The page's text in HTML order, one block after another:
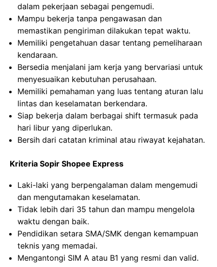
dalam pekerjaan sebagai pengemudi.
Mampu bekerja tanpa pengawasan dan
memastikan pengiriman dilakukan tepat waktu.
Memiliki pengetahuan dasar tentang pemeliharaan
kendaraan.
Bersedia menjalani jam kerja yang bervariasi untuk
menyesuaikan kebutuhan perusahaan.
Memiliki pemahaman yang luas tentang aturan lalu
lintas dan keselamatan berkendara.
Siap bekerja dalam berbagai shift termasuk pada
hari libur yang diperlukan.
Bersih dari catatan kriminal atau riwayat kejahatan.
Kriteria Sopir Shopee Express
Laki-laki yang berpengalaman dalam mengemudi
dan mengutamakan keselamatan.
Tidak lebih dari 35 tahun dan mampu mengelola
waktu dengan baik.
Pendidikan setara SMA/SMK dengan kemampuan
teknis yang memadai.
Mengantongi SIM A atau B1 yang resmi dan valid.